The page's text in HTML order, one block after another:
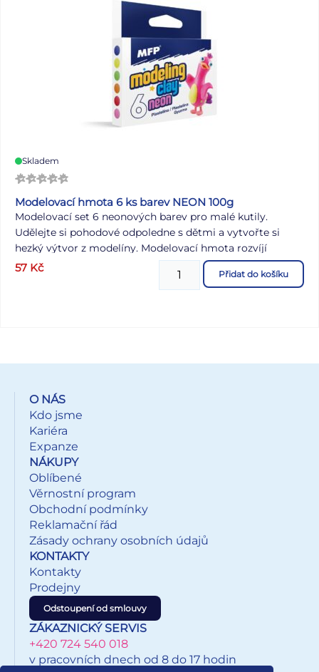
Skladem
Modelovací hmota 6 ks barev NEON 100g
Modelovací set 6 neonových barev pro malé kutily.
Udělejte si pohodové odpoledne s dětmi a vytvořte si
hezký výtvor z modelíny. Modelovací hmota rozvíjí
motoriku ruky, zvyšuje kreativitu, fantazii a cit pro barvu.
POUŽITÍ: Tato modelovací hmota je výborná jak pro
VAROVÁNÍ: Nevhodné pro děti do 3 let. Nebezpečí
vdechnutí a spolknutí malých částic. Při používání
doporučujeme dohled dospělé osoby. Plastelíny jsou
umístěny v papírové krabičce se závěsem. Uvedená cena
je za 1 balení.
57 Kč Přidat do košíku
O NÁS
Kdo jsme
Kariéra
Expanze
NÁKUPY
Oblíbené
Věrnostní program
Obchodní podmínky
Reklamační řád
Zásady ochrany osobních údajů
KONTAKTY
Kontakty
Prodejny
Odstoupení od smlouvy
ZÁKAZNICKÝ SERVIS
+420 724 540 018
v pracovních dnech od 8 do 17 hodin